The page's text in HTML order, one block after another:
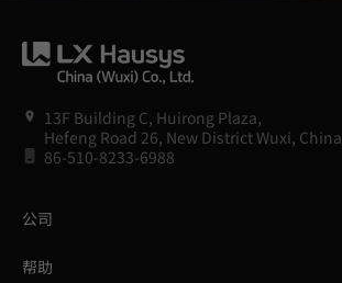
13F Building C, Huirong Plaza,
Hefeng Road 26, New District Wuxi, China
86-510-8233-6988
公司
帮助